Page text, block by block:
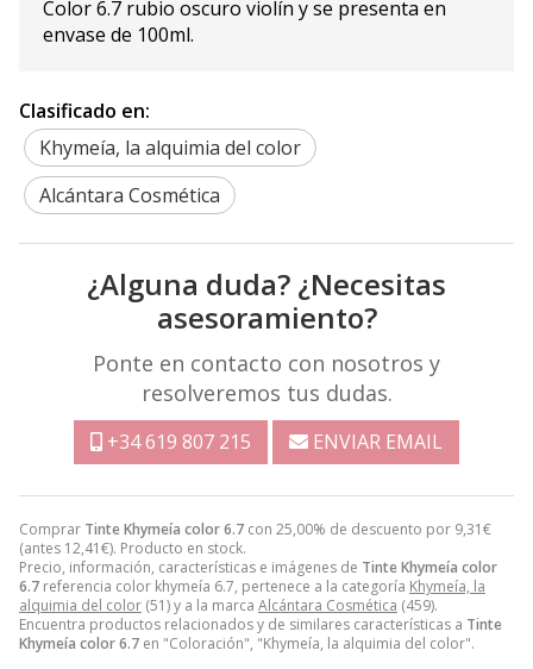
Comprar Tinte Khymeía color 6.7 con 25,00% de descuento por 9,31€
(antes 12,41€). Producto en stock.
Precio, información, características e imágenes de Tinte Khymeía color
6.7 referencia color khymeía 6.7, pertenece a la categoría Khymeía, la
alquimia del color (51) y a la marca Alcántara Cosmética (459).
Encuentra productos relacionados y de similares características a Tinte
Khymeía color 6.7 en "Coloración", "Khymeía, la alquimia del color".
Color 6.7 rubio oscuro violín y se presenta en
envase de 100ml.
Clasificado en:
Khymeía, la alquimia del color
Alcántara Cosmética
¿Alguna duda? ¿Necesitas
asesoramiento?
Ponte en contacto con nosotros y
resolveremos tus dudas.
+34 619 807 215 ENVIAR EMAIL